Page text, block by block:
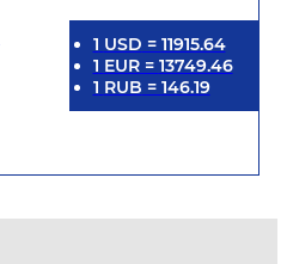
1 USD = 11915.64
1 EUR= 13749.46
1 RUB = 146.19